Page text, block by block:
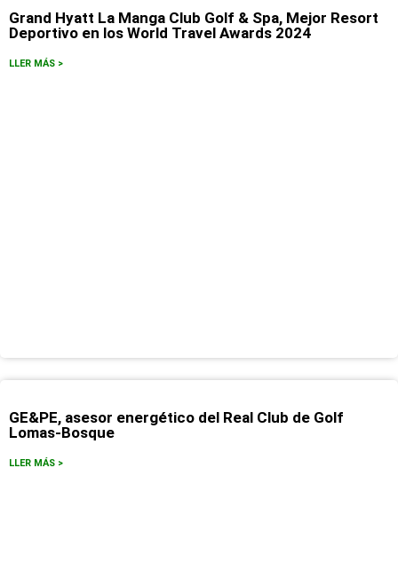
Grand Hyatt La Manga Club Golf & Spa, Mejor Resort
Deportivo en los World Travel Awards 2024
LLER MÁS >
GE&PE, asesor energético del Real Club de Golf
Lomas-Bosque
LLER MÁS >